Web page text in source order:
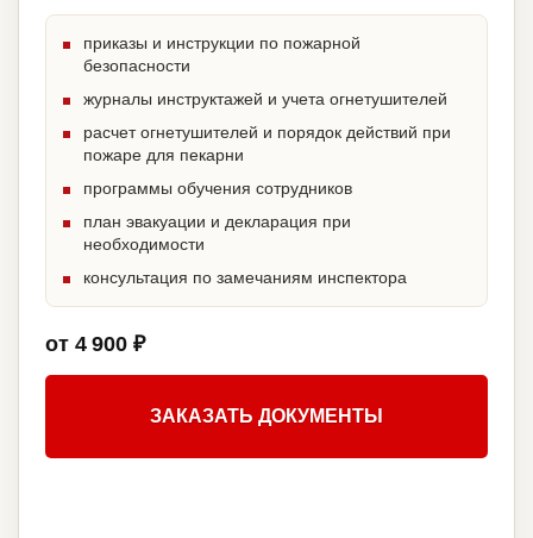
приказы и инструкции по пожарной
безопасности
журналы инструктажей и учета огнетушителей
расчет огнетушителей и порядок действий при
пожаре для пекарни
программы обучения сотрудников
план эвакуации и декларация при
необходимости
консультация по замечаниям инспектора
от 4 900 ₽
ЗАКАЗАТЬ ДОКУМЕНТЫ